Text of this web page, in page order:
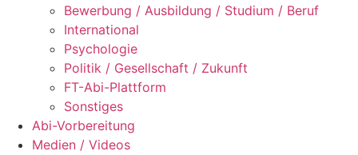
Bewerbung / Ausbildung / Studium / Beruf
International
Psychologie
Politik / Gesellschaft / Zukunft
FT-Abi-Plattform
Sonstiges
Abi-Vorbereitung
Medien / Videos